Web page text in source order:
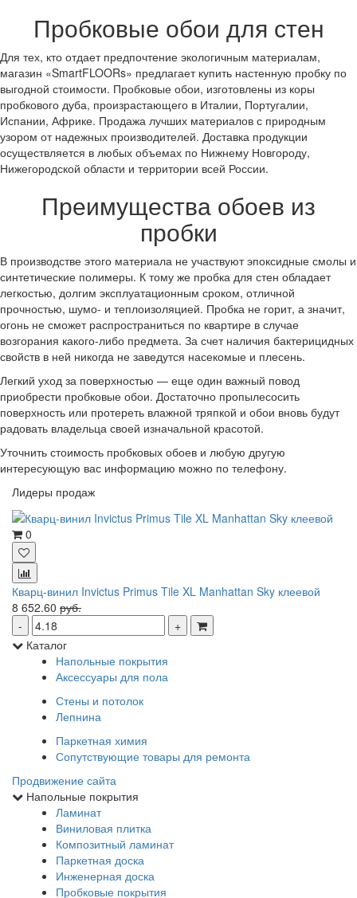
Пробковые обои для стен
Для тех, кто отдает предпочтение экологичным материалам,
магазин «SmartFLOORs» предлагает купить настенную пробку по
выгодной стоимости. Пробковые обои, изготовлены из коры
пробкового дуба, произрастающего в Италии, Португалии,
Испании, Африке. Продажа лучших материалов с природным
узором от надежных производителей. Доставка продукции
осуществляется в любых объемах по Нижнему Новгороду,
Нижегородской области и территории всей России.
Преимущества обоев из
пробки
В производстве этого материала не участвуют эпоксидные смолы и
синтетические полимеры. К тому же пробка для стен обладает
легкостью, долгим эксплуатационным сроком, отличной
прочностью, шумо- и теплоизоляцией. Пробка не горит, а значит,
огонь не сможет распространиться по квартире в случае
возгорания какого-либо предмета. За счет наличия бактерицидных
свойств в ней никогда не заведутся насекомые и плесень.
Легкий уход за поверхностью — еще один важный повод
приобрести пробковые обои. Достаточно пропылесосить
поверхность или протереть влажной тряпкой и обои вновь будут
радовать владельца своей изначальной красотой.
Уточнить стоимость пробковых обоев и любую другую
интересующую вас информацию можно по телефону.
Лидеры продаж
0
Кварц-винил Invictus Primus Tile XL Manhattan Sky клеевой
8 652.60 руб.
Каталог
Напольные покрытия
Аксессуары для пола
Стены и потолок
Лепнина
Паркетная химия
Сопутствующие товары для ремонта
Продвижение сайта
Напольные покрытия
Ламинат
Виниловая плитка
Композитный ламинат
Паркетная доска
Инженерная доска
Пробковые покрытия